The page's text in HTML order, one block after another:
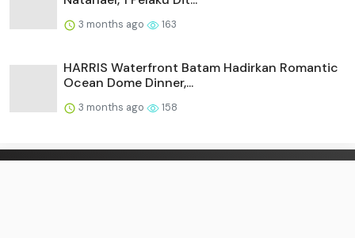
3 months ago 163
HARRIS Waterfront Batam Hadirkan Romantic
Ocean Dome Dinner,...
3 months ago 158